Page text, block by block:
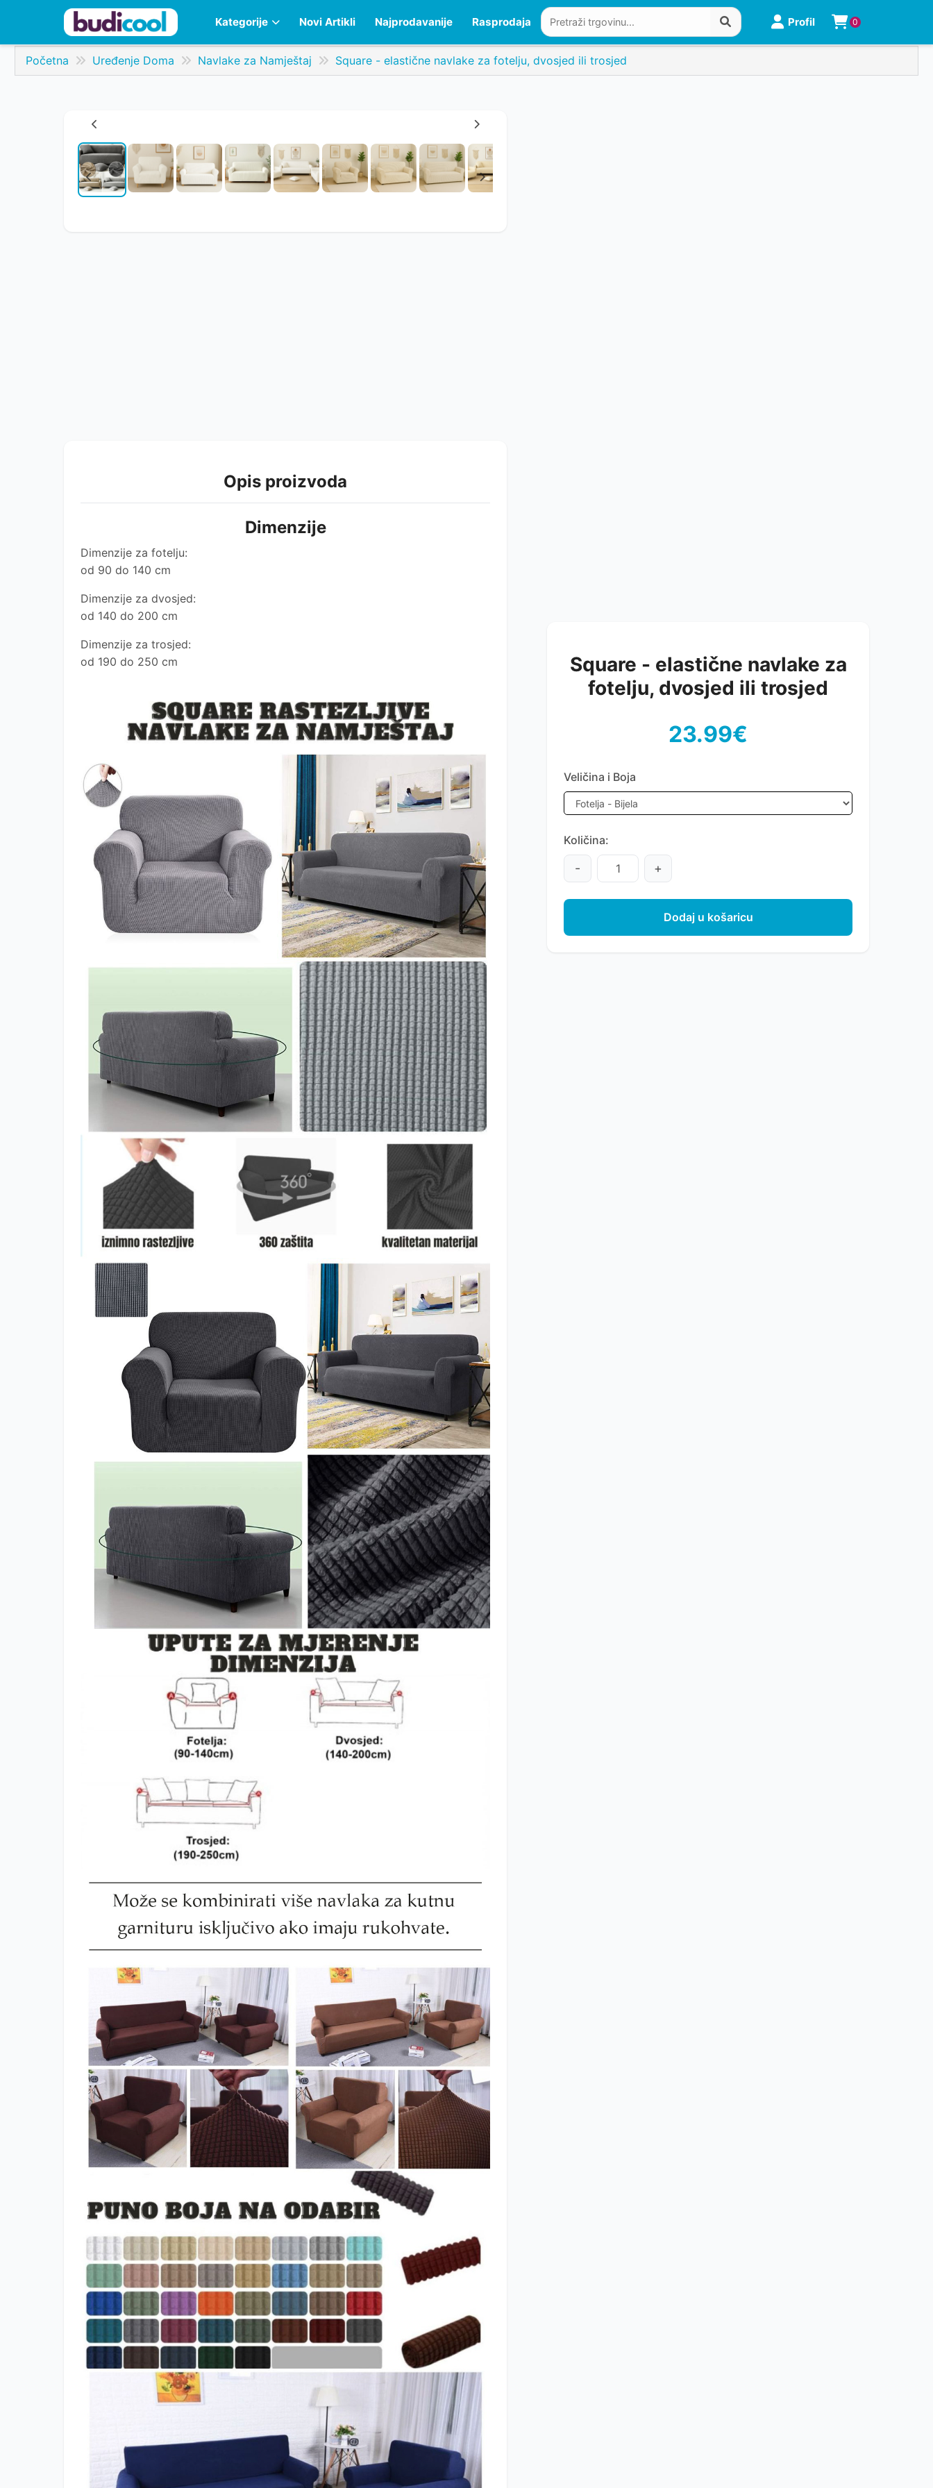
Kategorije Novi Artikli Najprodavanije Rasprodaja Profil 0
Početna Uređenje Doma Navlake za Namještaj Square - elastične navlake za fotelju, dvosjed ili trosjed
Square - elastične navlake za
fotelju, dvosjed ili trosjed
23.99€
Veličina i Boja
Količina:
- +
Dodaj u košaricu
Opis proizvoda
Dimenzije
Dimenzije za fotelju:
od 90 do 140 cm
Dimenzije za dvosjed:
od 140 do 200 cm
Dimenzije za trosjed:
od 190 do 250 cm